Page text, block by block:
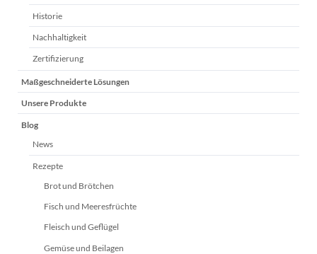
Historie
Nachhaltigkeit
Zertifizierung
Maßgeschneiderte Lösungen
Unsere Produkte
Blog
News
Rezepte
Brot und Brötchen
Fisch und Meeresfrüchte
Fleisch und Geflügel
Gemüse und Beilagen